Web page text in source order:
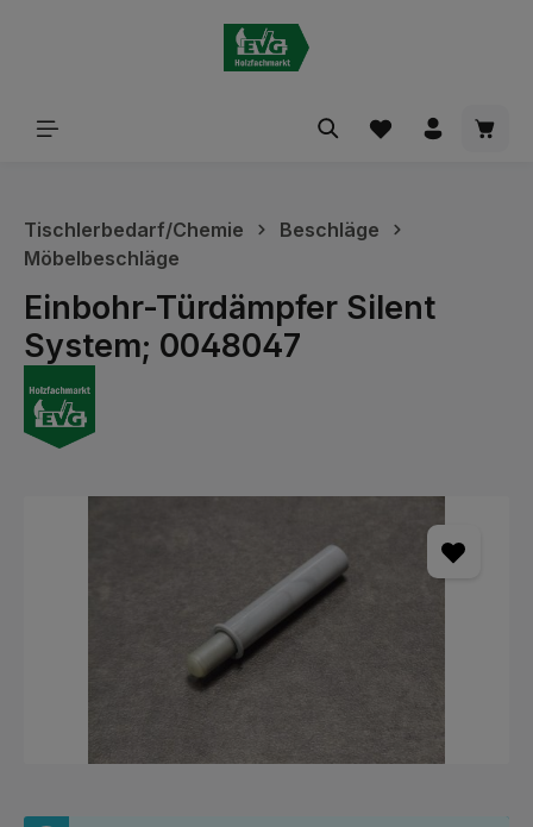
Tischlerbedarf/Chemie
Beschläge
Möbelbeschläge
Einbohr-Türdämpfer Silent
System; 0048047